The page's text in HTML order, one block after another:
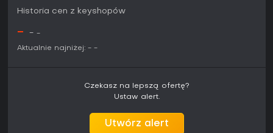
Historia cen z keyshopów
- - -
Aktualnie najniżej: - -
Czekasz na lepszą ofertę?
Ustaw alert.
Utwórz alert